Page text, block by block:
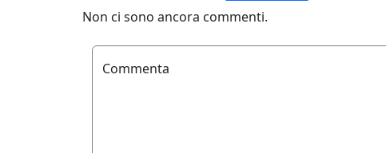
Non ci sono ancora commenti.
Commenta